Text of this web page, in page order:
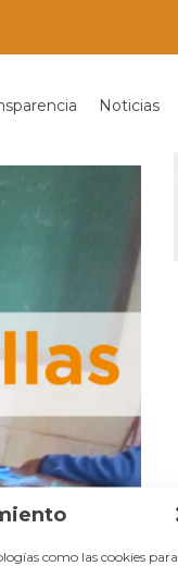
como las cookies para
Noticias